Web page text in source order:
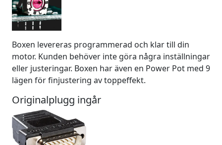
Boxen levereras programmerad och klar till din
motor. Kunden behöver inte göra några inställningar
eller justeringar. Boxen har även en Power Pot med 9
lägen för finjustering av toppeffekt.
Originalplugg ingår